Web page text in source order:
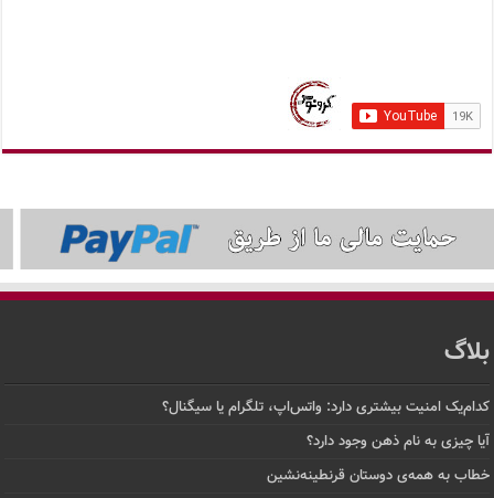
بلاگ
کدام‌یک امنیت بیشتری دارد: واتس‌اپ، تلگرام یا سیگنال؟
آیا چیزی به نام ذهن وجود دارد؟
خطاب به همه‌ی دوستان قرنطینه‌نشین